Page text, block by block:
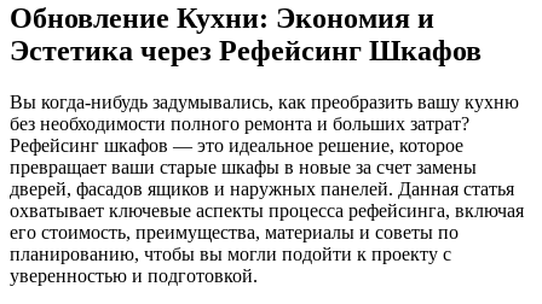
Обновление Кухни: Экономия и
Эстетика через Рефейсинг Шкафов
Вы когда-нибудь задумывались, как преобразить вашу кухню
без необходимости полного ремонта и больших затрат?
Рефейсинг шкафов — это идеальное решение, которое
превращает ваши старые шкафы в новые за счет замены
дверей, фасадов ящиков и наружных панелей. Данная статья
охватывает ключевые аспекты процесса рефейсинга, включая
его стоимость, преимущества, материалы и советы по
планированию, чтобы вы могли подойти к проекту с
уверенностью и подготовкой.